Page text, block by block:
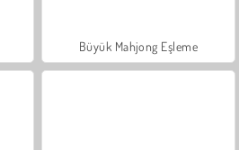
Büyük Mahjong Eşleme